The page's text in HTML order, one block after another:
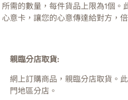
所需的數量，每件貨品上限為1個。
心意卡，讓您的心意傳達給對方，
親臨分店取貨:
網上訂購商品，親臨分店取貨。
門地區分店。